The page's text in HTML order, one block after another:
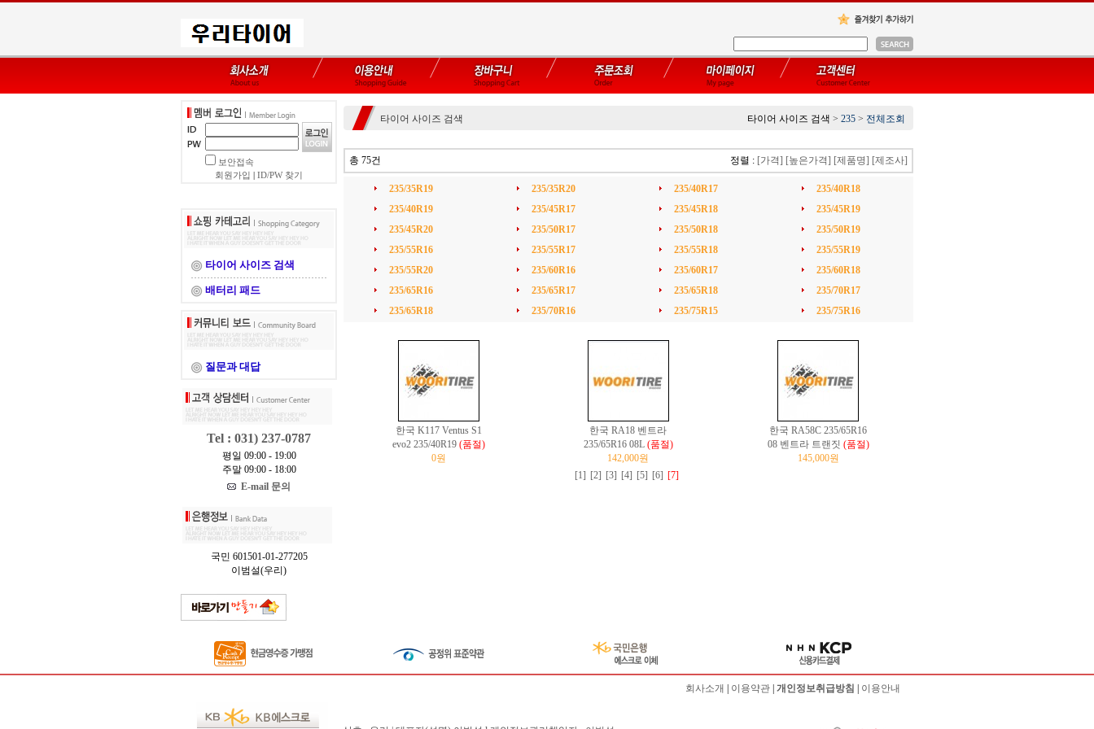
보안접속
회원가입
ID/PW 찾기
타이어 사이즈 검색
배터리 패드
질문과 대답
Tel : 031) 237-0787
평일 09:00 - 19:00
주말 09:00 - 18:00
E-mail 문의
국민 601501-01-277205
이범설(우리)
타이어 사이즈 검색 타이어 사이즈 검색 > 235 > 전체조회
총 75건 정렬 : [가격] [높은가격] [제품명] [제조사]
235/35R19 235/35R20 235/40R17
235/40R18
235/40R19
235/45R17 235/45R18
235/45R19
235/45R20
235/50R17 235/50R18
235/50R19
235/55R16
235/55R17 235/55R18
235/55R19
235/55R20
235/60R16 235/60R17
235/60R18
235/65R16
235/65R17 235/65R18
235/70R17
235/65R18
235/70R16 235/75R15 235/75R16
한국 K117 Ventus S1
evo2 235/40R19 (품절)
0원
한국 RA18 벤트라
235/65R16 08L (품절)
142,000원
한국 RA58C 235/65R16
08 벤트라 트랜짓 (품절)
145,000원
[1]
[2] [3] [4] [5] [6] [7]
회사소개 이용약관 개인정보취급방침 이용안내